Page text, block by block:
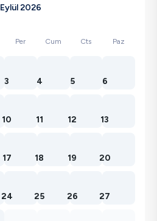
Eylül 2026
Per Cum Cts Paz
3 4 5 6
10 11 12 13
17 18 19 20
24 25 26 27